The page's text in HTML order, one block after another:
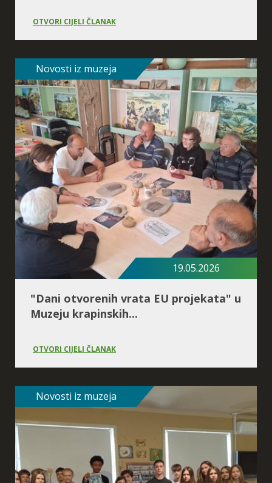
Neandertalska obitelj
Daleki i tajanstveni svijet
života ljudi u prošlosti
Spirala vremena
OTVORI CIJELI ČLANAK
Novosti iz muzeja
19.05.2026
"Dani otvorenih vrata EU projekata" u
Muzeju krapinskih...
OTVORI CIJELI ČLANAK
Novosti iz muzeja